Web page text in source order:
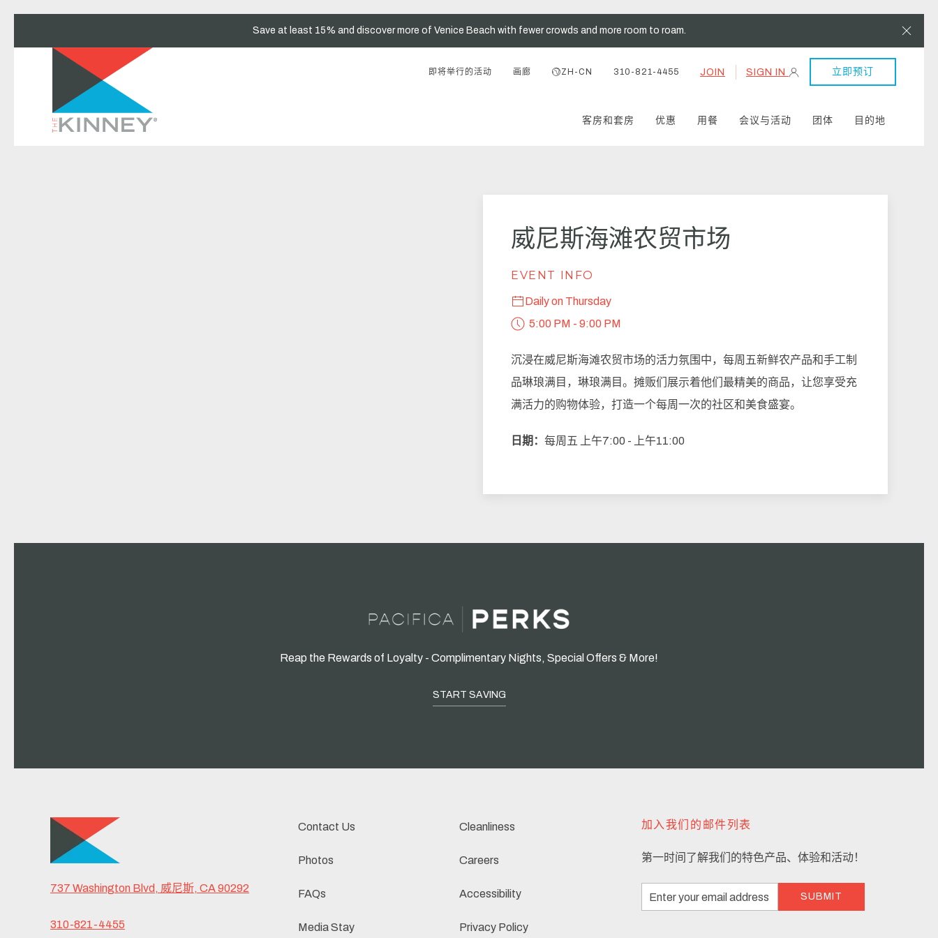
Save at least 15% and discover more of Venice Beach with fewer crowds and more room to roam.
即将举行的活动 画廊 ZH-CN 310-821-4455 JOIN SIGN IN 立即预订
客房和套房 优惠 用餐 会议与活动 团体 目的地
威尼斯海滩农贸市场
EVENT INFO
Daily on Thursday
5:00 PM - 9:00 PM
沉浸在威尼斯海滩农贸市场的活力氛围中，每周五新鲜农产品和手工制
品琳琅满目，琳琅满目。摊贩们展示着他们最精美的商品，让您享受充
满活力的购物体验，打造一个每周一次的社区和美食盛宴。
日期： 每周五 上午7:00 - 上午11:00
Reap the Rewards of Loyalty - Complimentary Nights, Special Offers & More!
START SAVING
737 Washington Blvd, 威尼斯, CA 90292
310-821-4455
Contact Us
Photos
FAQs
Media Stay
Cleanliness
Careers
Accessibility
Privacy Policy
加入我们的邮件列表
第一时间了解我们的特色产品、体验和活动！
Email
Address
SUBMIT